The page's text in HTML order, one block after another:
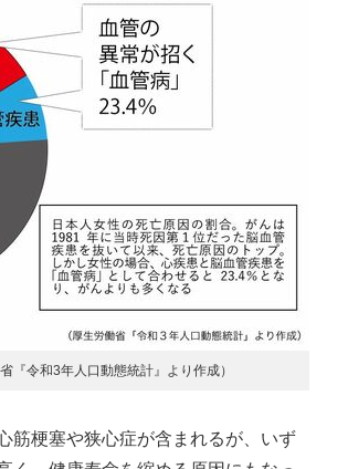
『令和3年人口動態統計』より作成）
梗塞や狭心症が含まれるが、いず